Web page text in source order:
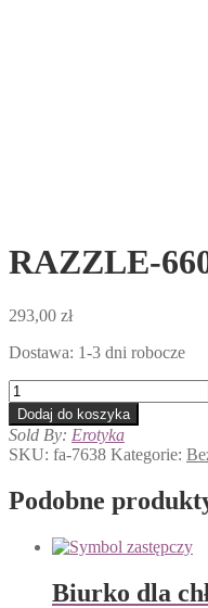
RAZZLE-
293,00 zł
Dostawa: 1-3 dni robocze
ilość
RAZZLE-
660RS
Dodaj do koszyka
Sold By: Erotyka
SKU: fa-7638 Kategorie:
Podobne
Biurko dla